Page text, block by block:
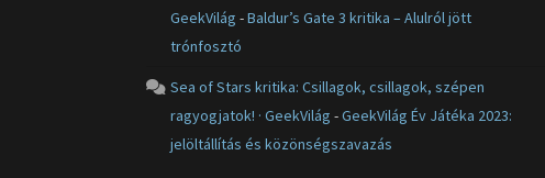
GeekVilág -Baldur’s Gate 3 kritika – Alulról jött
trónfosztó
Sea of Stars kritika: Csillagok, csillagok, szépen
ragyogjatok! · GeekVilág -GeekVilág Év Játéka 2023:
jelöltállítás és közönségszavazás